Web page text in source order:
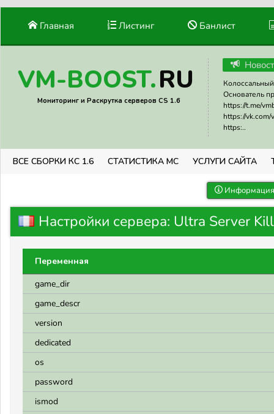
Главная Листинг Банлист
VM-BOOST.RU
Мониторинг и Раскрутка серверов CS 1.6
Основатель
https://t.me/
https://vk.com/
https:..
ВСЕ СБОРКИ КС 1.6 СТАТИСТИКА МС УСЛУГИ САЙТА
Настройки сервера: Ultra Server
Переменная
game_dir
game_descr
version
dedicated
os
password
ismod